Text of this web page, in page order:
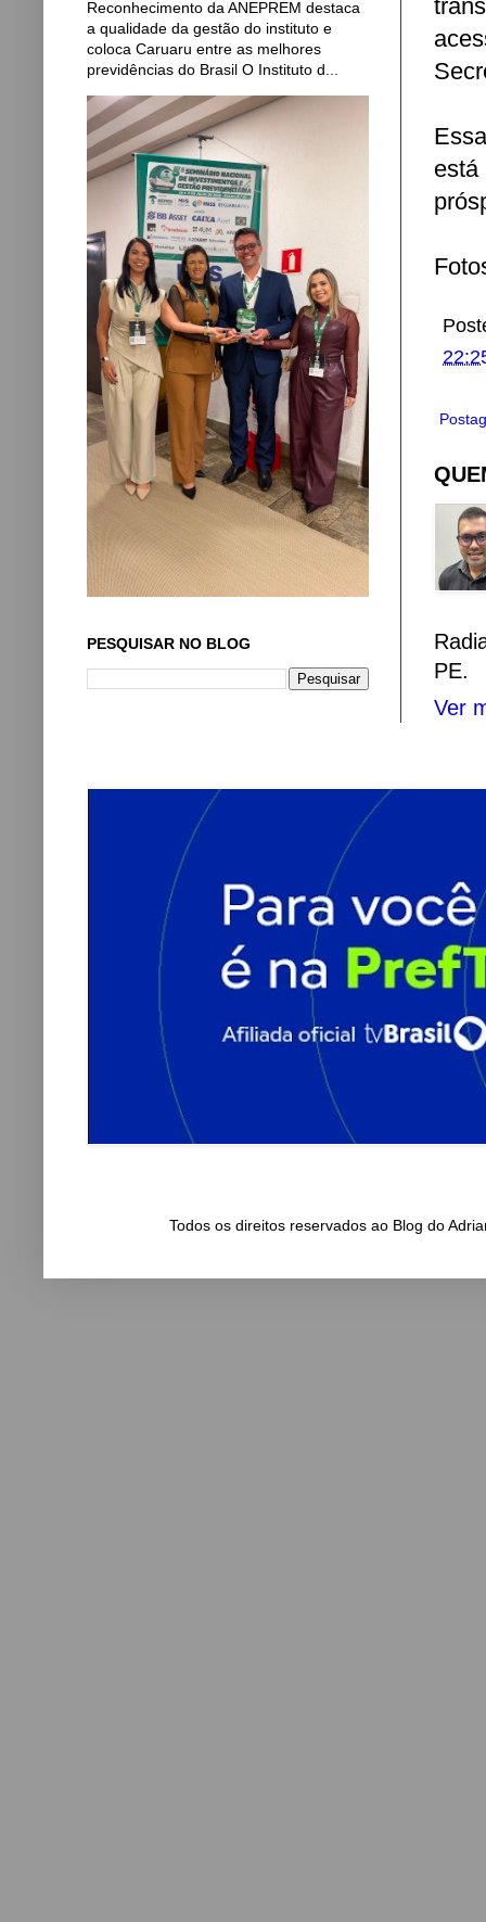
PE.
Ver
Reconhecimento da ANEPREM destaca
a qualidade da gestão do instituto e
coloca Caruaru entre as melhores
previdências do Brasil O Instituto d...
PESQUISAR NO BLOG
Todos os direitos reservados ao Blog do